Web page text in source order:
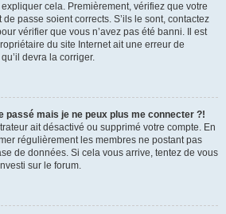
cela. Premièrement, vérifiez que votre
de passe soient corrects. S’ils le sont, contactez
vérifier que vous n’avez pas été banni. Il est
du site Internet ait une erreur de
devra la corriger.
passé mais je ne peux plus me connecter ?!
ait désactivé ou supprimé votre compte. En
régulièrement les membres ne postant pas
de données. Si cela vous arrive, tentez de vous
sur le forum.